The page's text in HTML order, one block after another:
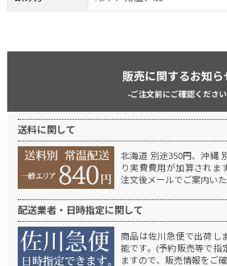
販売に関するお知ら
-ご注文前にご確認くださ
送料に関して
北海道 別途350円、沖縄
り実費費用が加算されます
注文後メールでご案内いた
配送業者・日時指定に関して
商品は佐川急便で出荷しま
能です。(予約販売等で指
ますので、販売情報をご